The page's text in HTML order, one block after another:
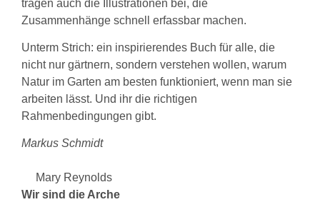
tragen auch die Illustrationen bei, die
Zusammenhänge schnell erfassbar machen.
Unterm Strich: ein inspirierendes Buch für alle, die
nicht nur gärtnern, sondern verstehen wollen, warum
Natur im Garten am besten funktioniert, wenn man sie
arbeiten lässt. Und ihr die richtigen
Rahmenbedingungen gibt.
Markus Schmidt
Mary Reynolds
Wir sind die Arche